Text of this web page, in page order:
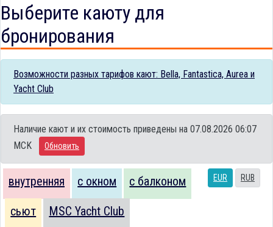
Выберите каюту для
бронирования
Возможности разных тарифов кают: Bella, Fantastica, Aurea и
Yacht Club
Наличие кают и их стоимость приведены на 07.08.2026 06:07
MCK
Обновить
EUR RUB
внутренняя с окном с балконом
сьют MSC Yacht Club